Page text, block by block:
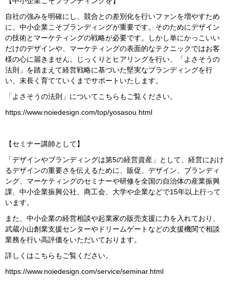
自社の強みを明確にし、競合との差別化を行いファンを増やすため
に、中小企業こそブランディングが重要です。そのためにデザイン
の技術とマーケティングの戦略が必要です。しかし単にかっこいい
だけのデザインや、マーケティングの表面的なテクニックではお客
様の心に届きません。じっくりとヒアリングを行い、「よさそうの
法則」を踏まえて経営戦略に基づいた堅実なブランディングを行
い、末長く育てていくまでサポートいたします。
「よさそうの法則」についてこちらもご覧ください。
https://www.noiedesign.com/top/yosasou.html
【セミナー講師として】
「デザインやブランディングは第5の経営資産」として、経営におけ
るデザインの重要さを伝えるために、販促、デザイン、ブランディ
ング、マーケティングのセミナーや研修を全国の自治体の産業振興
課、中小企業振興公社、商工会、大学や企業などで15年以上行って
います。
また、中小企業の経営相談や起業家の販売支援に力を入れており、
武蔵小山創業支援センターやドリームゲートなどの支援機関で相談
業務を行い高評価をいただいております。
詳しくはこちらもご覧ください。
https://www.noiedesign.com/service/seminar.html